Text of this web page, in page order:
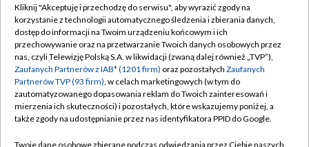
Abonament TVP
Sklep TVP
Biuro Reklamy
Oferta Handlowa
Telegazeta ogłoszenia
Regulamin TVP
Polityka prywatności
Moje zgody
Biuro reklamy
Kontakt
Kliknij "Akceptuję i przechodzę do serwisu", aby wyrazić zgody na
korzystanie z technologii automatycznego śledzenia i zbierania danych,
dostęp do informacji na Twoim urządzeniu końcowym i ich
przechowywanie oraz na przetwarzanie Twoich danych osobowych przez
nas, czyli Telewizję Polską S.A. w likwidacji (zwaną dalej również „TVP”),
Zaufanych Partnerów z IAB* (1201 firm) oraz pozostałych Zaufanych
Partnerów TVP (93 firm), w celach marketingowych (w tym do
zautomatyzowanego dopasowania reklam do Twoich zainteresowań i
mierzenia ich skuteczności) i pozostałych, które wskazujemy poniżej, a
także zgody na udostępnianie przez nas identyfikatora PPID do Google.
Twoje dane osobowe zbierane podczas odwiedzania przez Ciebie naszych